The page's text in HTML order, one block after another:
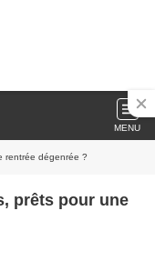
MENU
rentrée dégenrée ?
prêts pour une